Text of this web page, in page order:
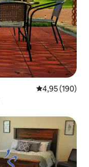
Gemiddelde
4,95 (190)